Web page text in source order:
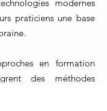
modernes
praticiens une base
en formation
des méthodes